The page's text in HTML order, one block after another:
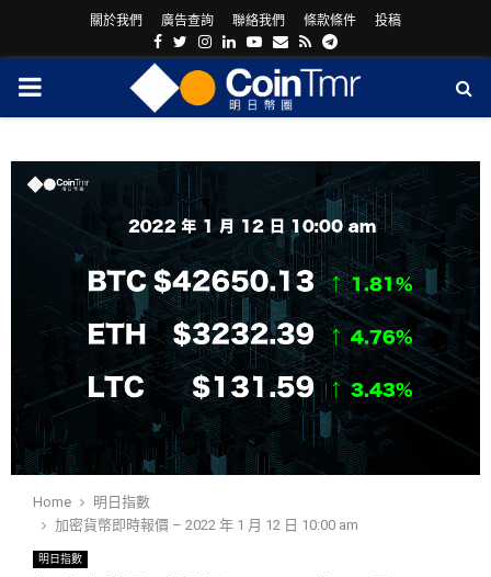
關於我們 廣告查詢 聯絡我們 條款條件 投稿
Facebook
Twitter
Instagram
LinkedinYoutube
Email
RssTelegram
PRIMARY
Home
明日指數
加密貨幣即時報價 – 2022 年 1 月 12 日 10:00 am
明日指數